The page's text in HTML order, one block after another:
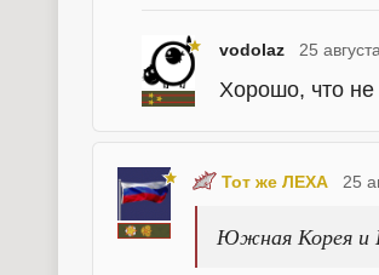
vodolaz 25
Хорошо, что не
Тот же ЛЕХА 25
Южная Корея и